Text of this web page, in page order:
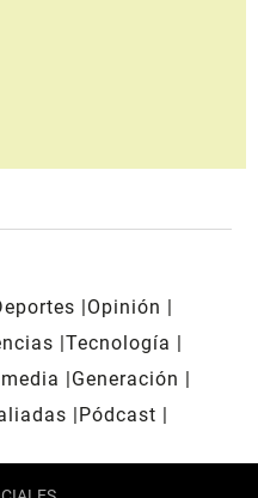
Opinión
Tecnología
Generación
Pódcast